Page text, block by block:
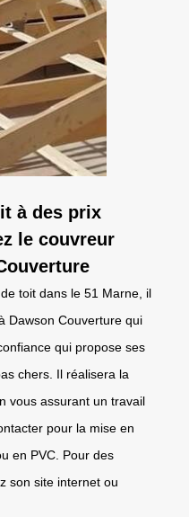
à des prix
le couvreur
toit dans le 51 Marne, il
Dawson Couverture qui
qui propose ses
chers. Il réalisera la
vous assurant un travail
pour la mise en
en PVC. Pour des
son site internet ou